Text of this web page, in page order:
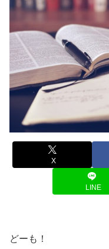
X
LINE
どーも！